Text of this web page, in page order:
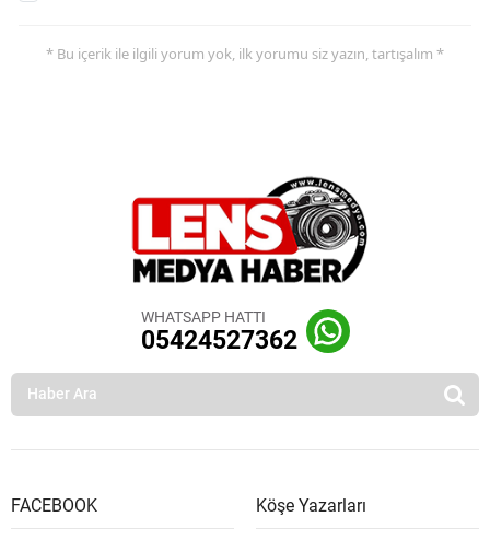
* Bu içerik ile ilgili yorum yok, ilk yorumu siz yazın, tartışalım *
WHATSAPP HATTI
05424527362
FACEBOOK Köşe Yazarları